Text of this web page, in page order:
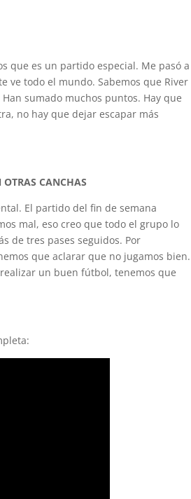
que es un partido especial. Me pasó a
ve todo el mundo. Sabemos que River
sumado muchos puntos. Hay que
no hay que dejar escapar más
CANCHAS
El partido del fin de semana
mal, eso creo que todo el grupo lo
de tres pases seguidos. Por
que aclarar que no jugamos bien.
un buen fútbol, tenemos que